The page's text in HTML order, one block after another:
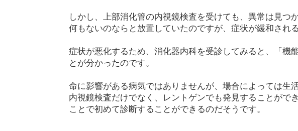
しかし、上部消化管の内視鏡検査を受けても、異常は見つ
何もないのならと放置していたのですが、症状が緩和され
症状が悪化するため、消化器内科を受診してみると、「機
とが分かったのです。
命に影響がある病気ではありませんが、場合によっては生
内視鏡検査だけでなく、レントゲンでも発見することがで
ことで初めて診断することができるのだそうです。